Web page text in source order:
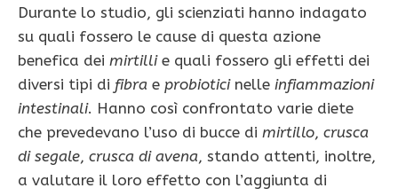
Durante lo studio, gli scienziati hanno indagato
su quali fossero le cause di questa azione
benefica dei mirtillie quali fossero gli effetti dei
diversi tipi di fibra e probioticinelle infiammazioni
intestinali. Hanno così confrontato varie diete
che prevedevano l’uso di bucce di mirtillo, crusca
di segale, crusca di avena, stando attenti, inoltre,
a valutare il loro effetto con l’aggiunta di